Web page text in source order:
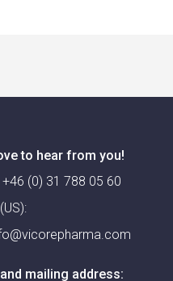
to hear from you!
+46 (0) 31 788 05 60
mailing address: